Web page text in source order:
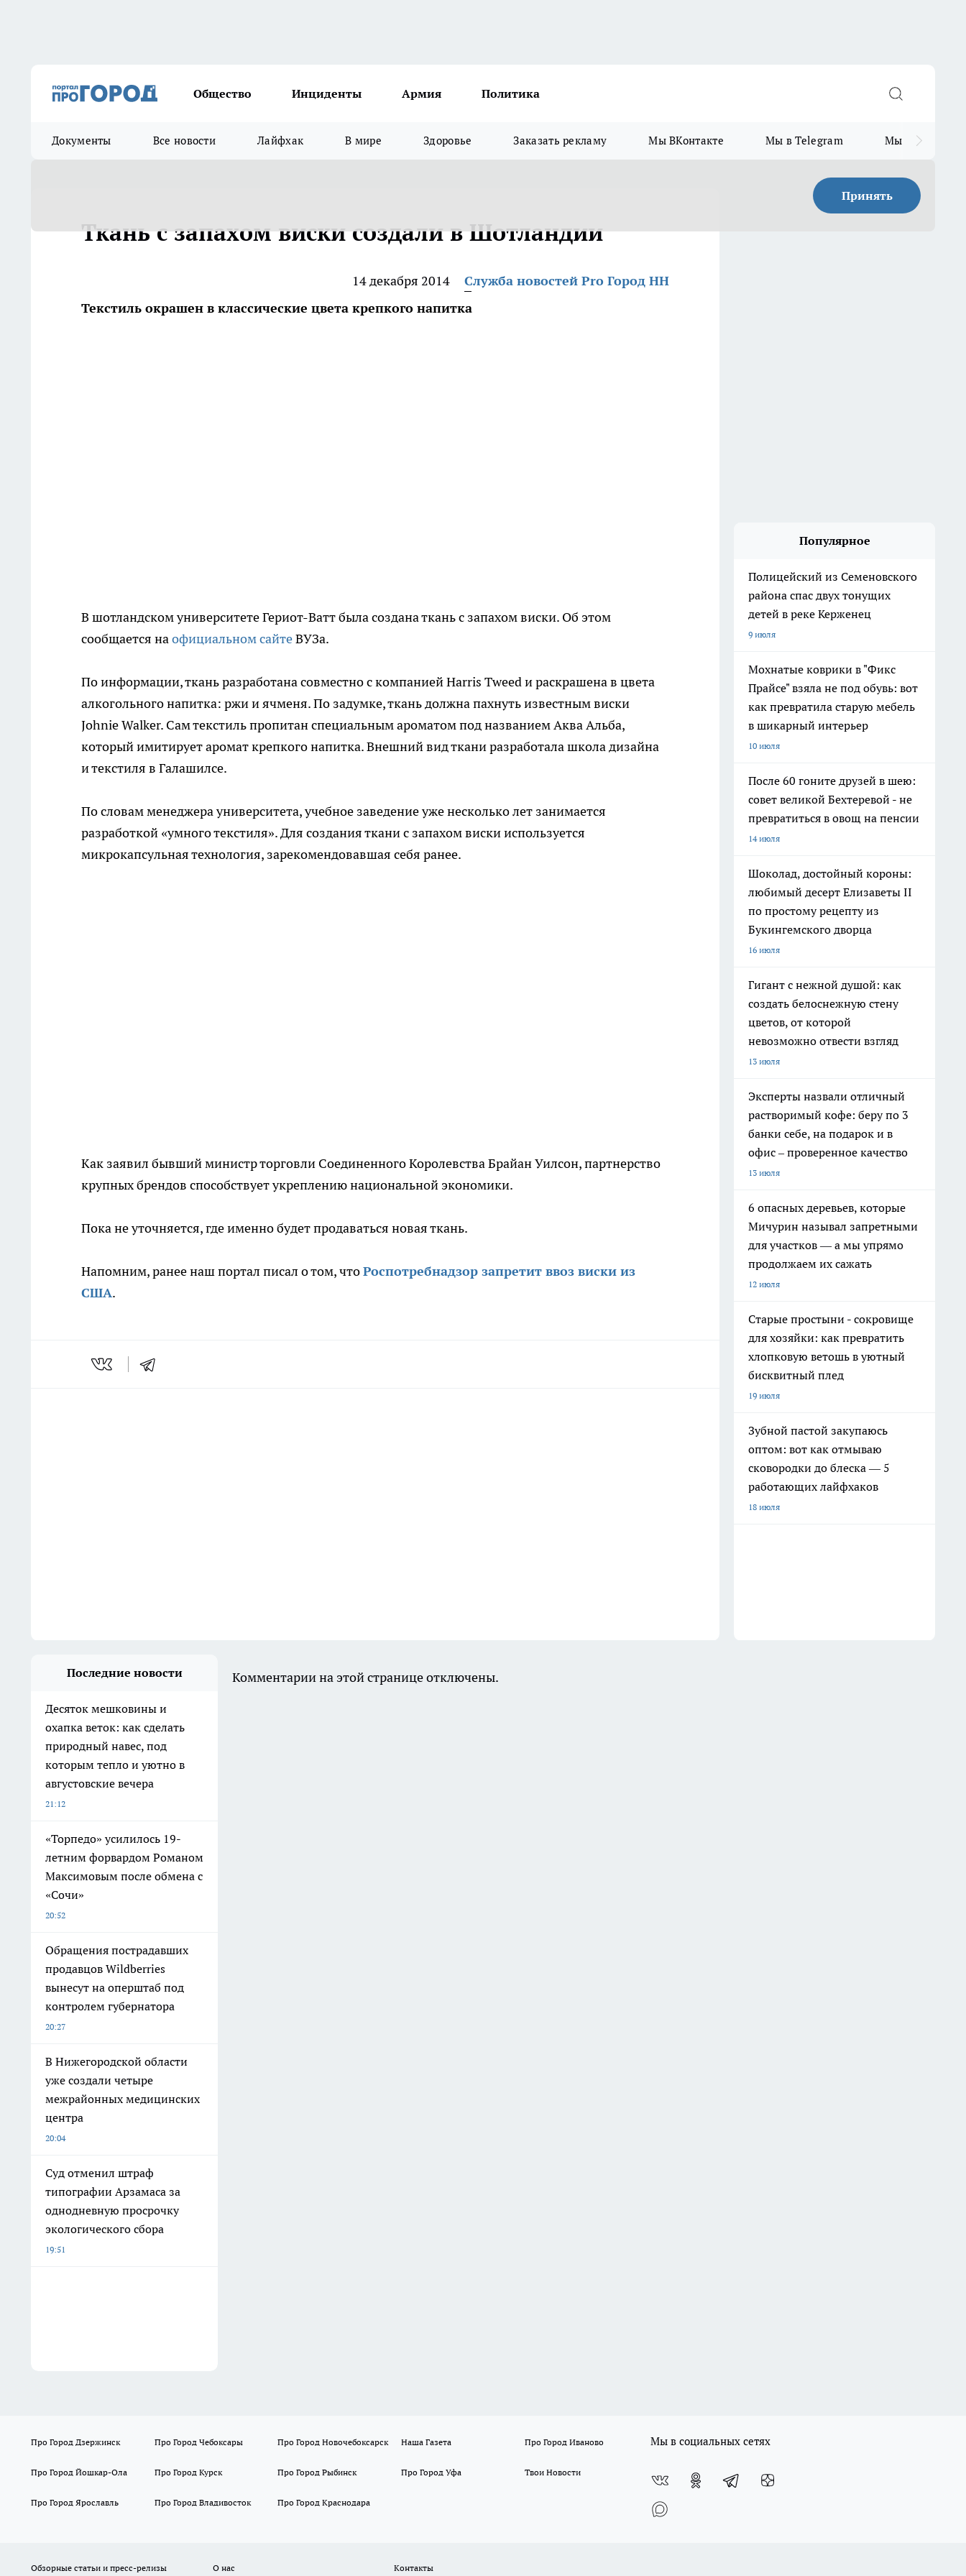
Общество Инциденты Армия Политика
Документы Все новости Лайфхак В мире Здоровье Заказать рекламу Мы ВКонтакте Мы в Telegram Мы в MAX
Принять
Ткань с запахом виски создали в Шотландии
14 декабря 2014
Служба новостей Pro Город НН
Текстиль окрашен в классические цвета крепкого напитка
В шотландском университете Гериот-Ватт была создана ткань с запахом виски. Об этом
сообщается наофициальном сайтеВУЗа.
По информации, ткань разработана совместно с компанией Harris Tweed и раскрашена в цвета
алкогольного напитка: ржи и ячменя. По задумке, ткань должна пахнуть известным виски
Johnie Walker. Сам текстиль пропитан специальным ароматом под названием Аква Альба,
который имитирует аромат крепкого напитка. Внешний вид ткани разработала школа дизайна
и текстиля в Галашилсе.
По словам менеджера университета, учебное заведение уже несколько лет занимается
разработкой «умного текстиля». Для создания ткани с запахом виски используется
микрокапсульная технология, зарекомендовавшая себя ранее.
Как заявил бывший министр торговли Соединенного Королевства Брайан Уилсон, партнерство
крупных брендов способствует укреплению национальной экономики.
Пока не уточняется, где именно будет продаваться новая ткань.
Напомним, ранее наш портал писал о том, чтоРоспотребнадзор запретит ввоз виски из
США.
Популярное
Полицейский из Семеновского
района спас двух тонущих
детей в реке Керженец
9 июля
Мохнатые коврики в "Фикс
Прайсе" взяла не под обувь: вот
как превратила старую мебель
в шикарный интерьер
10 июля
После 60 гоните друзей в шею:
совет великой Бехтеревой - не
превратиться в овощ на пенсии
14 июля
Шоколад, достойный короны:
любимый десерт Елизаветы II
по простому рецепту из
Букингемского дворца
16 июля
Гигант с нежной душой: как
создать белоснежную стену
цветов, от которой
невозможно отвести взгляд
13 июля
Эксперты назвали отличный
растворимый кофе: беру по 3
банки себе, на подарок и в
офис – проверенное качество
13 июля
6 опасных деревьев, которые
Мичурин называл запретными
для участков — а мы упрямо
продолжаем их сажать
12 июля
Старые простыни - сокровище
для хозяйки: как превратить
хлопковую ветошь в уютный
бисквитный плед
19 июля
Зубной пастой закупаюсь
оптом: вот как отмываю
сковородки до блеска — 5
работающих лайфхаков
18 июля
Последние новости
Десяток мешковины и
охапка веток: как сделать
природный навес, под
которым тепло и уютно в
августовские вечера
21:12
«Торпедо» усилилось 19-
летним форвардом Романом
Максимовым после обмена с
«Сочи»
20:52
Обращения пострадавших
продавцов Wildberries
вынесут на оперштаб под
контролем губернатора
20:27
В Нижегородской области
уже создали четыре
межрайонных медицинских
центра
20:04
Суд отменил штраф
типографии Арзамаса за
однодневную просрочку
экологического сбора
19:51
Комментарии на этой странице отключены.
Про Город Дзержинск Про Город Чебоксары Про Город Новочебоксарск Наша Газета Про Город Иваново
Про Город Йошкар-Ола Про Город Курск Про Город Рыбинск Про Город Уфа Твои Новости
Про Город Ярославль Про Город Владивосток Про Город Краснодара
Мы в социальных сетях
Обзорные статьи и пресс-релизы О нас Контакты